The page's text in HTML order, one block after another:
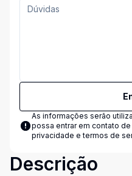
As informações serão
possa entrar em contato
privacidade e termos de
Descrição